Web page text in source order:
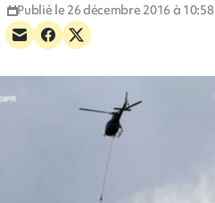
Publié le 26 décembre 2016 à 10:58